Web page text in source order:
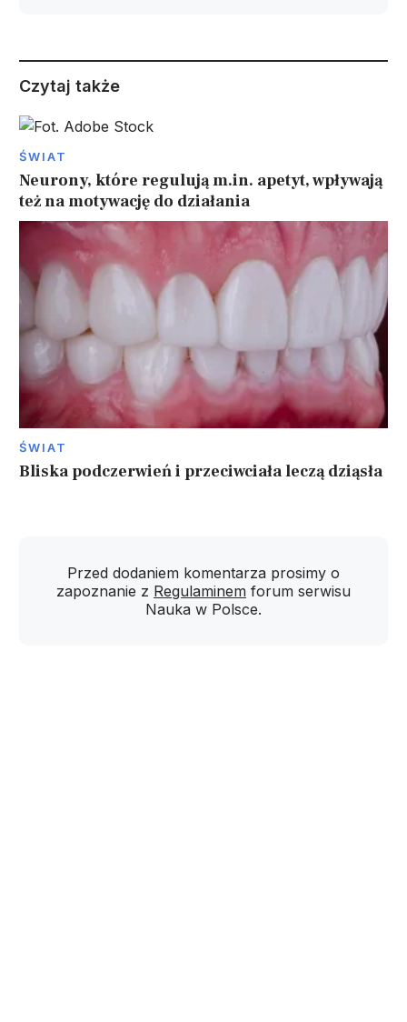
Czytaj także
ŚWIAT
Neurony, które regulują m.in. apetyt, wpływają
też na motywację do działania
ŚWIAT
Bliska podczerwień i przeciwciała leczą dziąsła
Przed dodaniem komentarza prosimy o
zapoznanie z Regulaminem forum serwisu
Nauka w Polsce.